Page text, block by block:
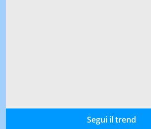
Segui il trend